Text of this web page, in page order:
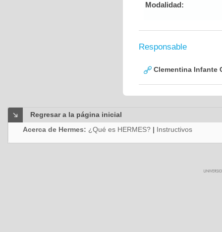
Modalidad:
Responsable
Clementina Infante
Regresar a la página inicial
Acerca de Hermes: ¿Qué es HERMES? | Instructivos